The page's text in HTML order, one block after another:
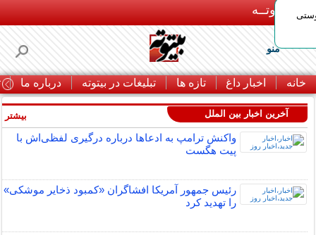
بـیتوتــه
منو
خانه اخبار داغ تازه ها تبلیغات در بیتوته درباره ما
آخرین اخبار بین الملل
واکنش ترامپ به ادعاها درباره درگیری لفظی‌اش با
پیت هگست
رئیس جمهور آمریکا افشاگران «کمبود ذخایر موشکی»
را تهدید کرد
بیشتر